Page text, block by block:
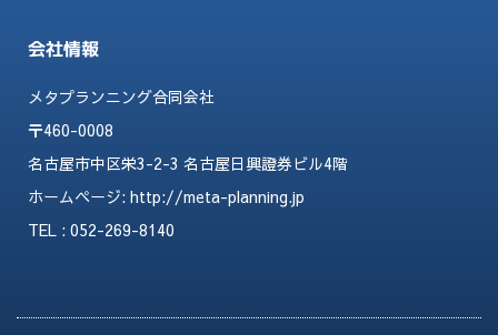
会社情報
メタプランニング合同会社
〒460-0008
名古屋市中区栄3-2-3 名古屋日興證券ビル4階
ホームページ: http://meta-planning.jp
TEL : 052-269-8140